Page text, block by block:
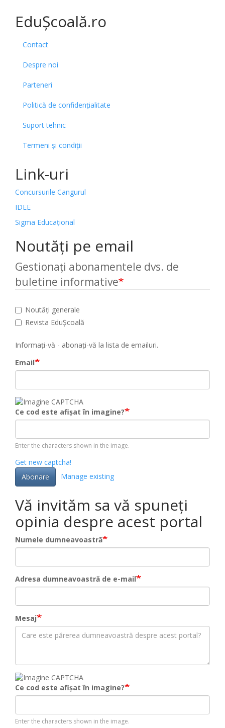
EduȘcoală.ro
Contact
Despre noi
Parteneri
Politică de confidențialitate
Suport tehnic
Termeni și condiții
Link-uri
Concursurile Cangurul
IDEE
Sigma Educațional
Noutăți pe email
Gestionați abonamentele dvs. de
buletine informative
Noutăți generale
Revista EduȘcoală
Informați-vă - abonați-vă la lista de emailuri.
Email
Ce cod este afișat în imagine?
Enter the characters shown in the image.
Get new captcha!
Abonare
Manage existing
Vă invităm sa vă spuneți
opinia despre acest portal
Numele dumneavoastră
Adresa dumneavoastră de e-mail
Mesaj
Ce cod este afișat în imagine?
Enter the characters shown in the image.